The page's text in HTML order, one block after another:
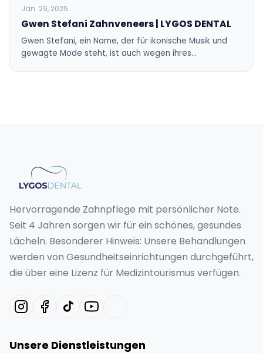
BLOG
Jan. 29, 2025
Gwen Stefani Zahnveneers | LYGOS DENTAL
Gwen Stefani, ein Name, der für ikonische Musik und
gewagte Mode steht, ist auch wegen ihres…
Hervorragende Zahnpflege mit persönlicher Note.
Seit 4 Jahren sorgen wir für ein schönes, gesundes
Lächeln. Besonderer Hinweis: Unsere Behandlungen
werden von Gesundheitseinrichtungen durchgeführt,
die über eine Lizenz für Medizintourismus verfügen.
Unsere Dienstleistungen